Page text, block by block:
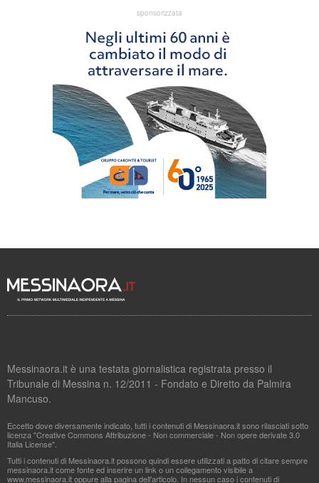
sponsorizzata
Messinaora.it è una testata giornalistica registrata presso il
Tribunale di Messina n. 12/2011 - Fondato e Diretto da Palmira
Mancuso.
Eccetto dove diversamente indicato, tutti i contenuti di Messinaora.it sono rilasciati sotto
licenza "Creative Commons Attribuzione - Non commerciale - Non opere derivate 3.0
Italia License".
Tutti i contenuti di Messinaora.it possono quindi essere utilizzati a patto di citare sempre
messinaora.it come fonte ed inserire un link o un collegamento visibile a
www.messinaora.it oppure alla pagina dell'articolo. In nessun caso i contenuti di